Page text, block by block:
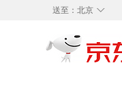
◇
送至： 北京